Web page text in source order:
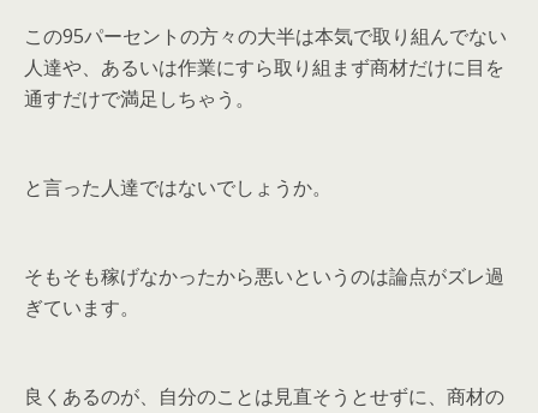
この95パーセントの方々の大半は本気で取り組んでない
人達や、あるいは作業にすら取り組まず商材だけに目を
通すだけで満足しちゃう。
と言った人達ではないでしょうか。
そもそも稼げなかったから悪いというのは論点がズレ過
ぎています。
良くあるのが、自分のことは見直そうとせずに、商材の